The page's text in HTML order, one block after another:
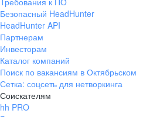
Безопасный HeadHunter
HeadHunter API
Партнерам
Инвесторам
Каталог компаний
Поиск по вакансиям в Октябрьском
Сетка: соцсеть для нетворкинга
Соискателям
hh PRO